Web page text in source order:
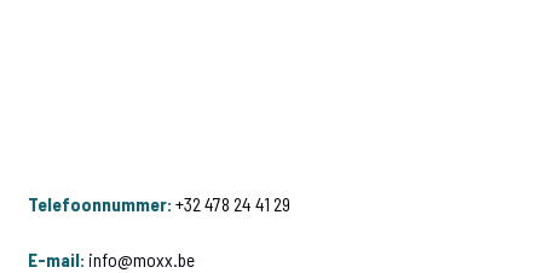
Telefoonnummer:+32 478 24 41 29
E-mail: info@moxx.be